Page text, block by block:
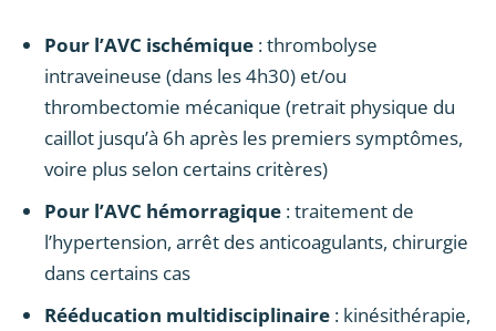
Pour l’AVC ischémique : thrombolyse
intraveineuse (dans les 4h30) et/ou
thrombectomie mécanique (retrait physique du
caillot jusqu’à 6h après les premiers symptômes,
voire plus selon certains critères)
Pour l’AVC hémorragique : traitement de
l’hypertension, arrêt des anticoagulants, chirurgie
dans certains cas
Rééducation multidisciplinaire : kinésithérapie,